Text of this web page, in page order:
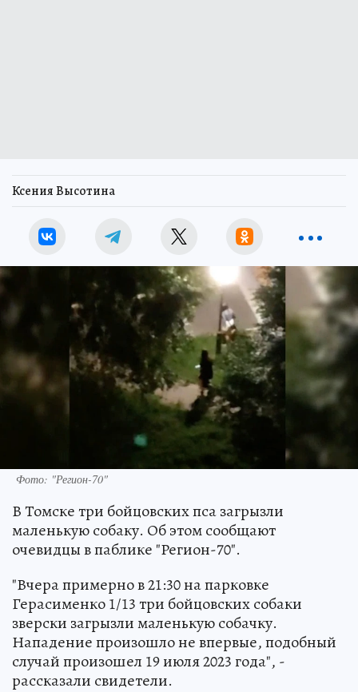
Ксения Высотина
Фото: "Регион-70"
В Томске три бойцовских пса загрызли
маленькую собаку. Об этом сообщают
очевидцы в паблике "Регион-70".
"Вчера примерно в 21:30 на парковке
Герасименко 1/13 три бойцовских собаки
зверски загрызли маленькую собачку.
Нападение произошло не впервые, подобный
случай произошел 19 июля 2023 года", -
рассказали свидетели.